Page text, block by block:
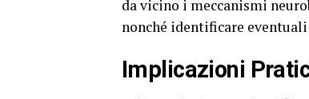
da vicino i meccanismi
nonché identificare
Implicazioni